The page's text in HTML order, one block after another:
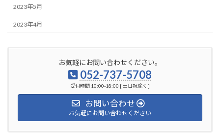
2023年5月
2023年4月
お気軽にお問い合わせください。
052-737-5708
受付時間 10:00-18:00 [ 土日祝除く ]
お問い合わせ
お気軽にお問い合わせください